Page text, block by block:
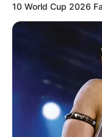
10 World Cup 2026